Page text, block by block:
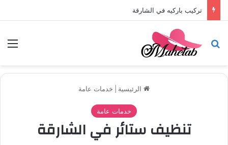
تركيب باركيه في الشارقة
بحث عن
الرئيسية خدمات عامة
خدمات عامة
تنظيف ستائر في الشارقة